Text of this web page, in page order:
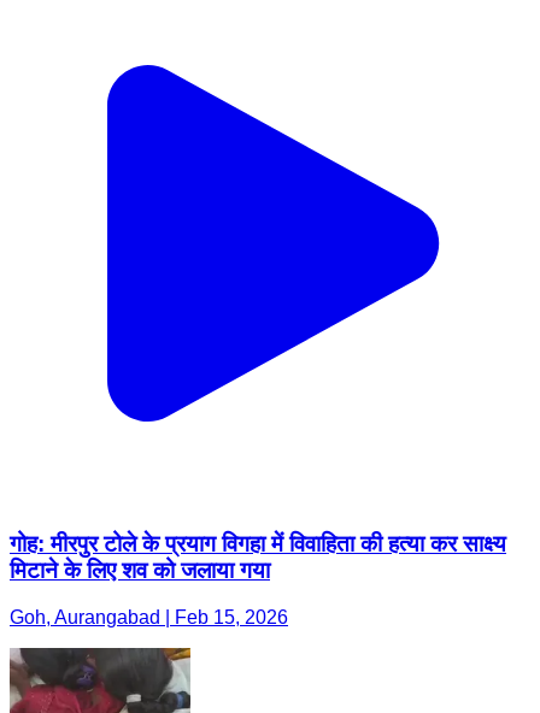
गोह: मीरपुर टोले के प्रयाग विगहा में विवाहिता की हत्या कर साक्ष्य
मिटाने के लिए शव को जलाया गया
Goh, Aurangabad | Feb 15, 2026